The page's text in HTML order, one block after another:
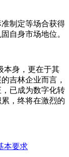
制定等场合获得
自身市场地位。
本身，更在于其
吉林企业而言，
已成为数字化转
，终将在激烈的
本要求